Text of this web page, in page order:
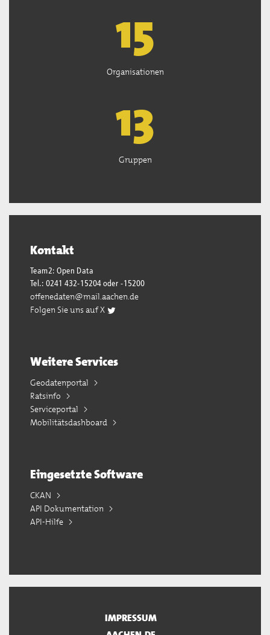
15
Organisationen
13
Gruppen
Kontakt
Team2: Open Data
Tel.: 0241 432-15204 oder -15200
offenedaten@mail.aachen.de
Folgen Sie uns auf X
Weitere Services
Geodatenportal
Ratsinfo
Serviceportal
Mobilitätsdashboard
Eingesetzte Software
CKAN
API Dokumentation
API-Hilfe
IMPRESSUM